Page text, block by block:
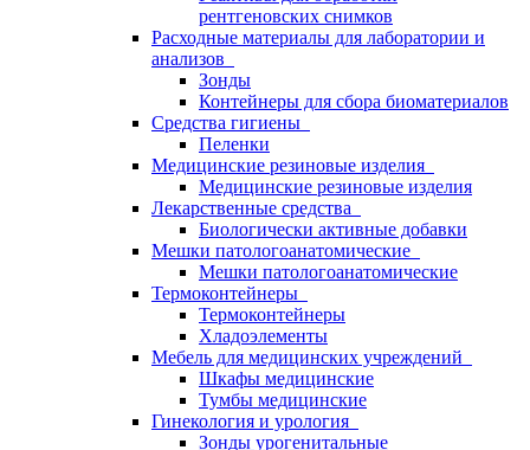
рентгеновских снимков
Расходные материалы для лаборатории и
анализов
Зонды
Контейнеры для сбора биоматериалов
Средства гигиены
Пеленки
Медицинские резиновые изделия
Медицинские резиновые изделия
Лекарственные средства
Биологически активные добавки
Мешки патологоанатомические
Мешки патологоанатомические
Термоконтейнеры
Термоконтейнеры
Хладоэлементы
Мебель для медицинских учреждений
Шкафы медицинские
Тумбы медицинские
Гинекология и урология
Зонды урогенитальные